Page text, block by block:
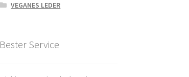
VEGANES LEDER
Bester Service